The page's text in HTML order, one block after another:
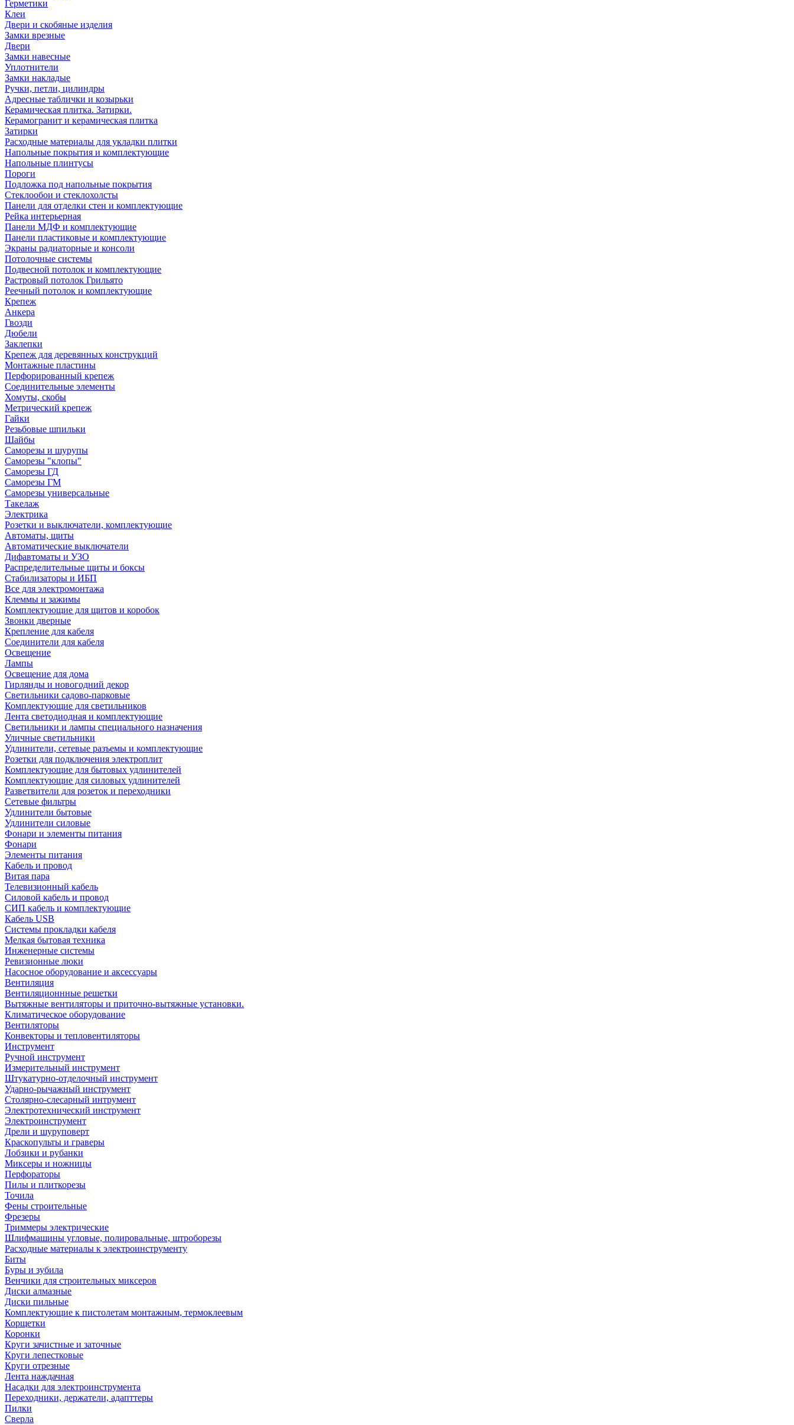
Герметики
Клеи
Двери и скобяные изделия
Замки врезные
Двери
Замки навесные
Уплотнители
Замки накладые
Ручки, петли, цилиндры
Адресные таблички и козырьки
Керамическая плитка. Затирки.
Керамогранит и керамическая плитка
Затирки
Расходные материалы для укладки плитки
Напольные покрытия и комплектующие
Напольные плинтусы
Пороги
Подложка под напольные покрытия
Стеклообои и стеклохолсты
Панели для отделки стен и комплектующие
Рейка интерьерная
Панели МДФ и комплектующие
Панели пластиковые и комплектующие
Экраны радиаторные и консоли
Потолочные системы
Подвесной потолок и комплектующие
Растровый потолок Грильято
Реечный потолок и комплектующие
Крепеж
Анкера
Гвозди
Дюбели
Заклепки
Крепеж для деревянных конструкций
Монтажные пластины
Перфорированный крепеж
Соединительные элементы
Хомуты, скобы
Метрический крепеж
Гайки
Резьбовые шпильки
Шайбы
Саморезы и шурупы
Саморезы "клопы"
Саморезы ГД
Саморезы ГМ
Саморезы универсальные
Такелаж
Электрика
Розетки и выключатели, комплектующие
Автоматы, щиты
Автоматические выключатели
Дифавтоматы и УЗО
Распределительные щиты и боксы
Стабилизаторы и ИБП
Все для электромонтажа
Клеммы и зажимы
Комплектующие для щитов и коробок
Звонки дверные
Крепление для кабеля
Соединители для кабеля
Освещение
Лампы
Освещение для дома
Гирлянды и новогодний декор
Светильники садово-парковые
Комплектующие для светильников
Лента светодиодная и комплектующие
Светильники и лампы специального назначения
Уличные светильники
Удлинители, сетевые разъемы и комплектующие
Розетки для подключения электроплит
Комплектующие для бытовых удлинителей
Комплектующие для силовых удлинителей
Разветвители для розеток и переходники
Сетевые фильтры
Удлинители бытовые
Удлинители силовые
Фонари и элементы питания
Фонари
Элементы питания
Кабель и провод
Витая пара
Телевизионный кабель
Силовой кабель и провод
СИП кабель и комплектующие
Кабель USB
Системы прокладки кабеля
Мелкая бытовая техника
Инженерные системы
Ревизионные люки
Насосное оборудование и аксессуары
Вентиляция
Вентиляционнные решетки
Вытяжные вентиляторы и приточно-вытяжные установки.
Климатическое оборудование
Вентиляторы
Конвекторы и тепловентиляторы
Инструмент
Ручной инструмент
Измерительный инструмент
Штукатурно-отделочный инструмент
Ударно-рычажный инструмент
Столярно-слесарный интрумент
Электротехнический инструмент
Электроинструмент
Дрели и шуруповерт
Краскопульты и граверы
Лобзики и рубанки
Миксеры и ножницы
Перфораторы
Пилы и плиткорезы
Точила
Фены строительные
Фрезеры
Триммеры электрические
Шлифмашины угловые, полировальные, штроборезы
Расходные материалы к электроинструменту
Биты
Буры и зубила
Венчики для строительных миксеров
Диски алмазные
Диски пильные
Комплектующие к пистолетам монтажным, термоклеевым
Корщетки
Коронки
Круги зачистные и заточные
Круги лепестковые
Круги отрезные
Лента наждачная
Насадки для электроинструмента
Переходники, держатели, адапттеры
Пилки
Сверла